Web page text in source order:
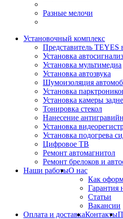
Разные мелочи
Установочный комплекс
Представитель TEYES
Установка
Установка мультимедиа
Установка автозвука
Шумоизоляция
Установка
Установка камеры
Тонировка стекол
Нанесение
Установка
Установка подогрева
Цифровое ТВ
Ремонт автомагнитол
Ремонт брелоков и
Наши работыО нас
Как
Гарантия
Статьи
Вакансии
Оплата и доставкаКонтакты